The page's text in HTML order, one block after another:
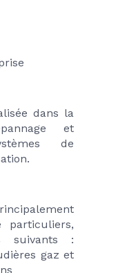
dans la
et
de
suivants :
gaz et